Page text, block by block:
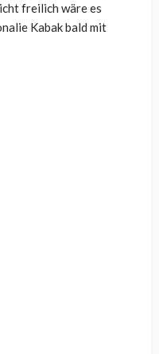
freilich wäre es
Kabak bald mit